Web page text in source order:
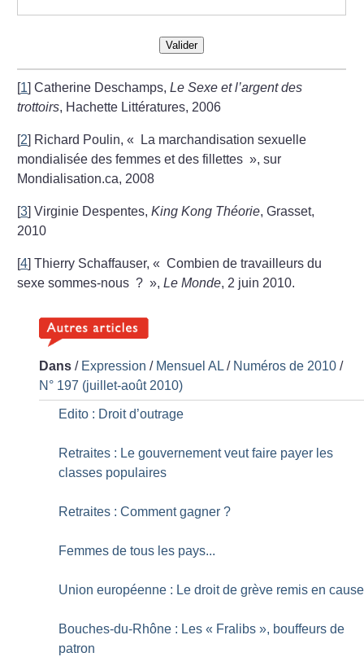
Valider
[1]Catherine Deschamps,Le Sexe et l’argent des
trottoirs, Hachette Littératures, 2006
[2] Richard Poulin, «
La marchandisation sexuelle
mondialisée des femmes et des fillettes », sur
Mondialisation.ca, 2008
[3]Virginie Despentes,King Kong Théorie, Grasset,
2010
[4]Thierry Schaffauser, « Combien de travailleurs du
sexe sommes-nous ? »,Le Monde, 2 juin 2010.
Dans / Expression / Mensuel AL / Numéros de 2010 /
N° 197 (juillet-août 2010)
Edito : Droit d’outrage
Retraites : Le gouvernement veut faire payer les
classes populaires
Retraites : Comment gagner ?
Femmes de tous les pays...
Union européenne : Le droit de grève remis en cause
Bouches-du-Rhône : Les « Fralibs », bouffeurs de
patron